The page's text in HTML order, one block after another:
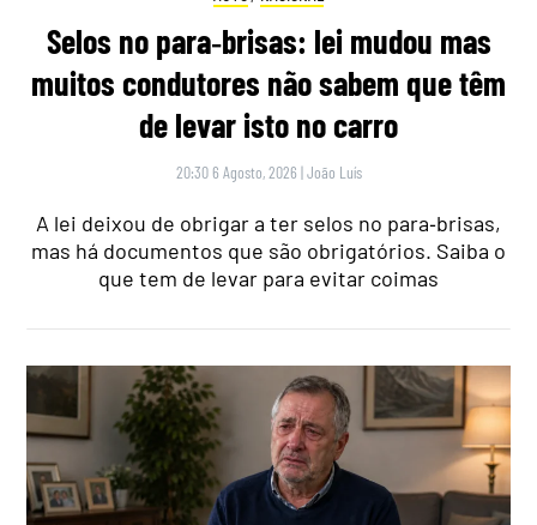
Selos no para‑brisas: lei mudou mas
muitos condutores não sabem que têm
de levar isto no carro
20:30 6 Agosto, 2026 |João Luís
A lei deixou de obrigar a ter selos no para‑brisas,
mas há documentos que são obrigatórios. Saiba o
que tem de levar para evitar coimas